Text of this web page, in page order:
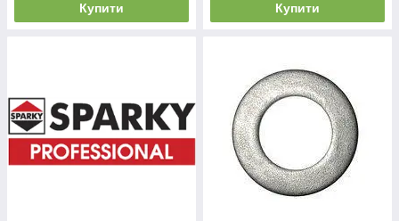
Купити Купити